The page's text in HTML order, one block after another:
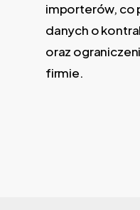
importerów, co
danych o
oraz
firmie.